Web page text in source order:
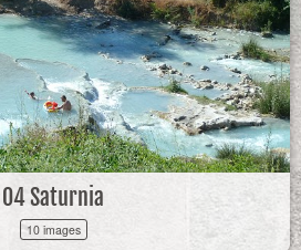
04 Saturnia
10 images